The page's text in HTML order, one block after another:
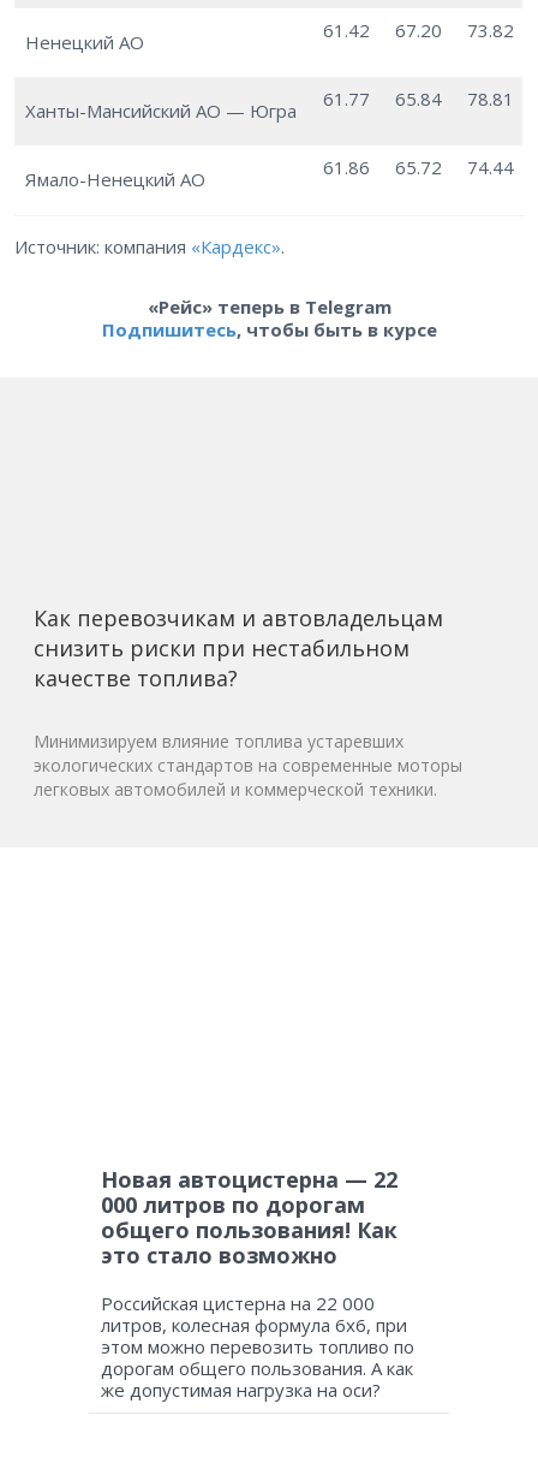
Ненецкий АО 61.42 67.20 73.82
Ханты-Мансийский АО — Югра 61.77 65.84 78.81
Ямало-Ненецкий АО 61.86 65.72 74.44
Источник: компания «Кардекс».
«Рейс» теперь в Telegram
Подпишитесь, чтобы быть в курсе
Как перевозчикам и автовладельцам
снизить риски при нестабильном
качестве топлива?
Минимизируем влияние топлива устаревших
экологических стандартов на современные моторы
легковых автомобилей и коммерческой техники.
Новая автоцистерна — 22
000 литров по дорогам
общего пользования! Как
это стало возможно
Российская цистерна на 22 000
литров, колесная формула 6х6, при
этом можно перевозить топливо по
дорогам общего пользования. А как
же допустимая нагрузка на оси?